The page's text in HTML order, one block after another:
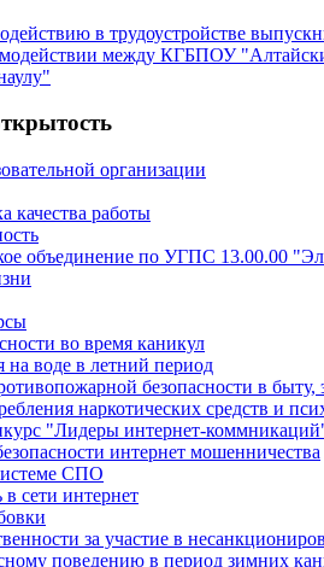
в трудоустройстве
между КГБПОУ
организации
качества работы
объединение по УГПС 13.00.00
во время каникул
на воде в летний период
безопасности в быту,
наркотических средств и
"Лидеры интернет-
интернет мошенничества
СПО
в сети интернет
за участие в
поведению в период зимних